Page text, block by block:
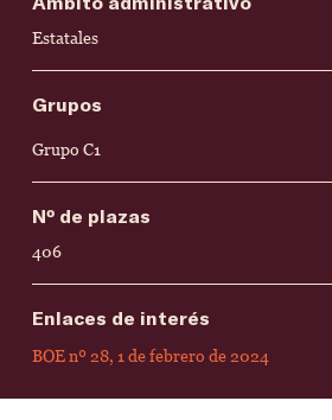
Estatales
Grupos
Grupo C1
Nº de plazas
406
Enlaces de interés
BOE nº 28, 1 de febrero de 2024